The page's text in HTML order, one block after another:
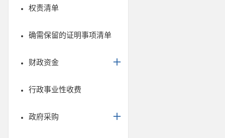
权责清单
确需保留的证明事项清单
财政资金
行政事业性收费
政府采购